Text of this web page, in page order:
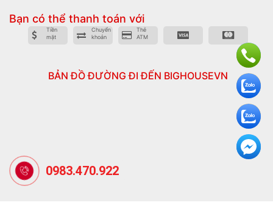
0983.470.922
Bạn có thể thanh toán với
Tiền
mặt
Chuyển
khoản
Thẻ
ATM
BẢN ĐỒ ĐƯỜNG ĐI ĐẾN BIGHOUSEVN